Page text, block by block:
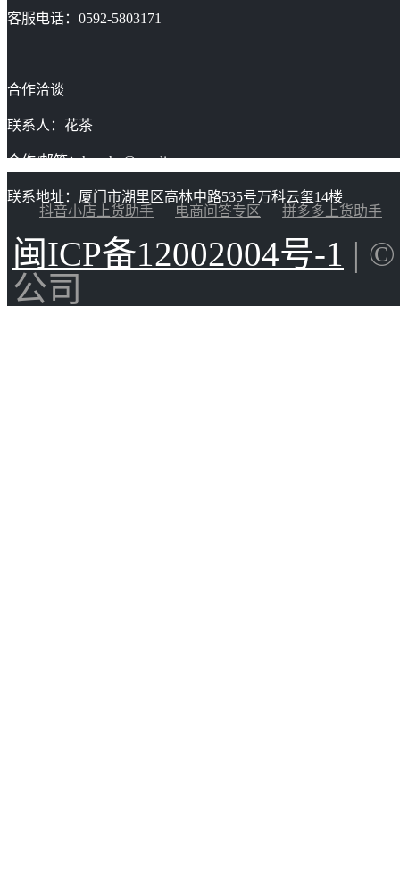
客服电话：0592-5803171
合作洽谈
联系人：花茶
合作/邮箱：huacha@gaoding.com
联系地址：厦门市湖里区高林中路535号万科云玺14楼
抖音小店上货助手
电商问答专区 拼多多上货助手
闽ICP备12002004号-1 |
公司